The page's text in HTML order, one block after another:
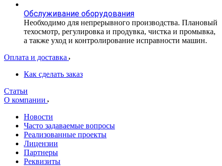
Обслуживание оборудования
Необходимо для непрерывного производства. Плановый
техосмотр, регулировка и продувка, чистка и промывка,
а также уход и контролирование исправности машин.
Оплата и доставка
Как сделать заказ
Статьи
О компании
Новости
Часто задаваемые вопросы
Реализованные проекты
Лицензии
Партнеры
Реквизиты